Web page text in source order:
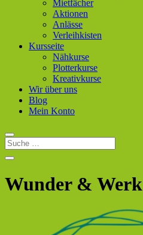
Mietfächer
Aktionen
Anlässe
Verleihkisten
Kursseite
Nähkurse
Plotterkurse
Kreativkurse
Wir über uns
Blog
Mein Konto
Wunder & Werk